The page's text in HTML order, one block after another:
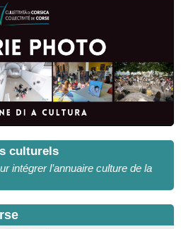
culturels
intégrer l’annuaire culture de la